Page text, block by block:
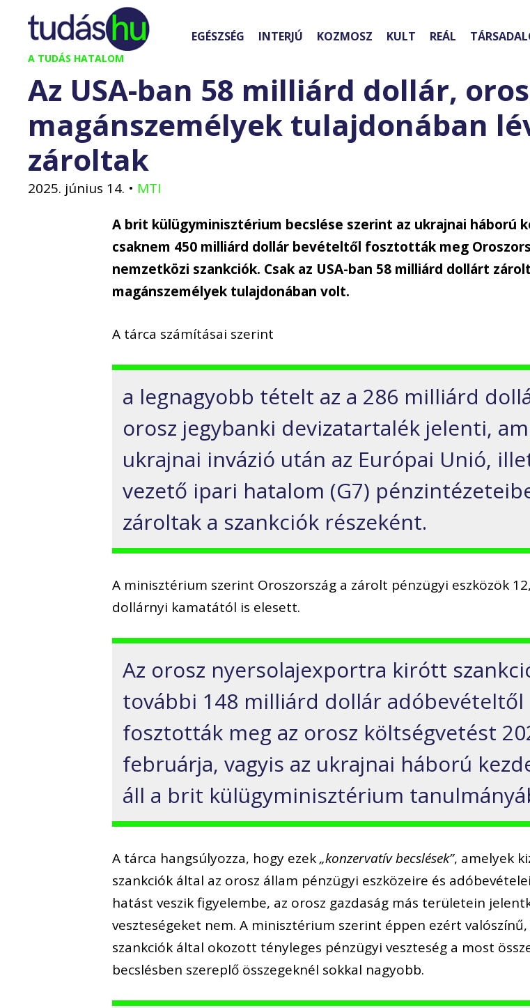
Kilépés
tartalomba
A TUDÁS HATALOM
EGÉSZSÉG INTERJÚ KOZMOSZ KULT REÁL
Az USA-ban 58 milliárd dollár,
magánszemélyek tulajdonában
zároltak
2025. június 14. • MTI
A brit külügyminisztérium becslése szerint az ukrajnai háború
csaknem 450 milliárd dollár bevételtől fosztották meg
nemzetközi szankciók. Csak az USA-ban 58 milliárd dollárt
magánszemélyek tulajdonában volt.
A tárca számításai szerint
a legnagyobb tételt az a 286 milliárd
orosz jegybanki devizatartalék jelenti,
ukrajnai invázió után az Európai Unió,
vezető ipari hatalom (G7)
zároltak a szankciók részeként.
A minisztérium szerint Oroszország a zárolt pénzügyi eszközök
dollárnyi kamatától is elesett.
Az orosz nyersolajexportra kirótt
további 148 milliárd dollár adóbevételtől
fosztották meg az orosz költségvetést
februárja, vagyis az ukrajnai háború
áll a brit külügyminisztérium
A tárca hangsúlyozza, hogy ezek„konzervatív becslések”, amelyek
szankciók által az orosz állam pénzügyi eszközeire és
hatást veszik figyelembe, az orosz gazdaság más területein
veszteségeket nem. A minisztérium szerint éppen ezért valószínű,
szankciók által okozott tényleges pénzügyi veszteség a most
becslésben szereplő összegeknél sokkal nagyobb.